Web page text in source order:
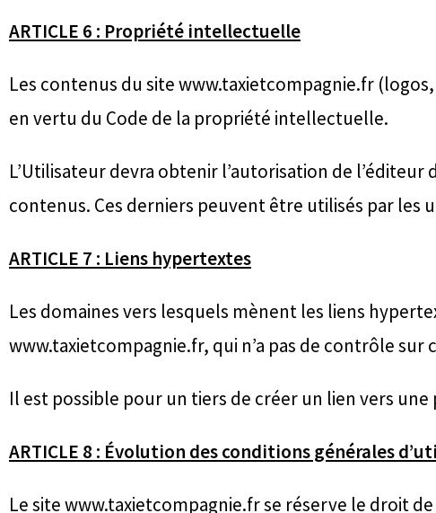
ARTICLE 6 : Propriété intellectuelle
Les contenus du site www.taxietcompagnie.fr
en vertu du Code de la propriété intellectuelle.
L’Utilisateur devra obtenir l’autorisation de
contenus. Ces derniers peuvent être utilisés par les
ARTICLE 7 : Liens hypertextes
Les domaines vers lesquels mènent les liens
www.taxietcompagnie.fr, qui n’a pas de contrôle sur
Il est possible pour un tiers de créer un lien vers
ARTICLE 8 : Évolution des conditions générales
Le site www.taxietcompagnie.fr se réserve le droit